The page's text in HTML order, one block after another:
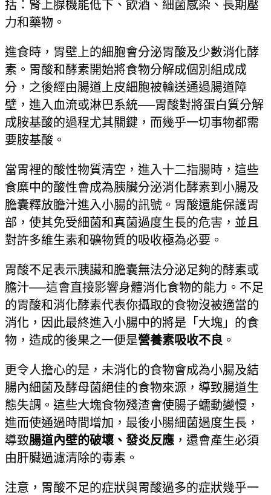
括：腎上腺機能低下、飲酒、細菌感染、長期壓
力和藥物。
進食時，胃壁上的細胞會分泌胃酸及少數消化酵
素。胃酸和酵素開始將食物分解成個別組成成
分，之後經由腸道上皮細胞被輸送通過腸道障
壁，進入血流或淋巴系統──胃酸對將蛋白質分解
成胺基酸的過程尤其關鍵，而幾乎一切事物都需
要胺基酸。
當胃裡的酸性物質清空，進入十二指腸時，這些
食糜中的酸性會成為胰臟分泌消化酵素到小腸及
膽囊釋放膽汁進入小腸的訊號。胃酸還能保護胃
部，使其免受細菌和真菌過度生長的危害，並且
對許多維生素和礦物質的吸收極為必要。
胃酸不足表示胰臟和膽囊無法分泌足夠的酵素或
膽汁──這會直接影響身體消化食物的能力。不足
的胃酸和消化酵素代表你攝取的食物沒被適當的
消化，因此最終進入小腸中的將是「大塊」的食
物，造成的後果之一便是營養素吸收不良 。
更令人擔心的是，未消化的食物會成為小腸及結
腸內細菌及酵母菌絕佳的食物來源，導致腸道生
態失調。這些大塊食物殘渣會使腸子蠕動變慢，
進而使通過時間增加，最後小腸細菌過度生長，
導致腸道內壁的破壞、發炎反應 ，還會產生必須
由肝臟過濾清除的毒素。
注意，胃酸不足的症狀與胃酸過多的症狀幾乎一